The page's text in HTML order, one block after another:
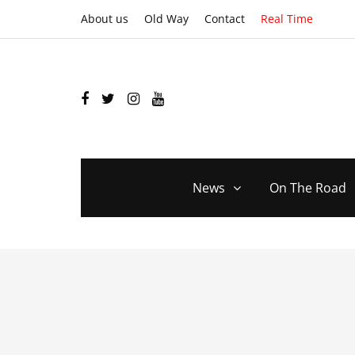
About us Old Way Contact Real Time
News On The Road